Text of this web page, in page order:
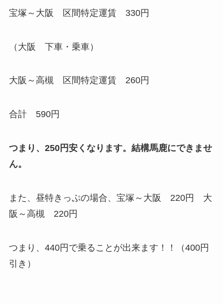
宝塚～大阪 区間特定運賃 330円
（大阪 下車・乗車）
大阪～高槻 区間特定運賃 260円
合計 590円
つまり、250円安くなります。結構馬鹿にできませ
ん。
また、昼特きっぷの場合、宝塚～大阪 220円 大
阪～高槻 220円
つまり、440円で乗ることが出来ます！！（400円
引き）